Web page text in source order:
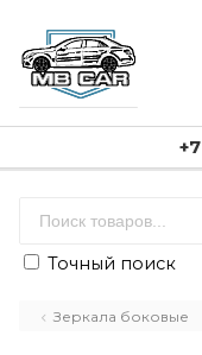
Точный поиск
Зеркала боковые